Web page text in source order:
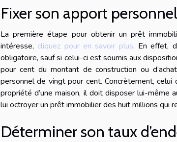
Fixer son apport personnel
La première étape pour obtenir un prêt
intéresse, cliquez pour en savoir plus. En effet,
obligatoire, sauf si celui-ci est soumis aux
pour cent du montant de construction ou
personnel de vingt pour cent. Concrètement,
propriété d’une maison, il doit disposer lui-même
lui octroyer un prêt immobilier des huit millions qui
Déterminer son taux